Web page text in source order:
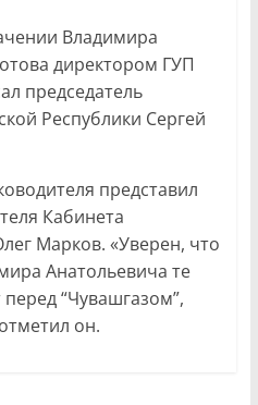
Владимира
директором ГУП
председатель
Республики Сергей
представил
Кабинета
Марков. «Уверен, что
Анатольевича те
“Чувашгазом”,
он.